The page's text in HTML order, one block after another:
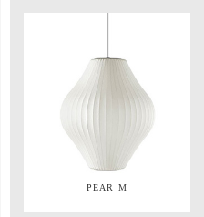
PEAR M